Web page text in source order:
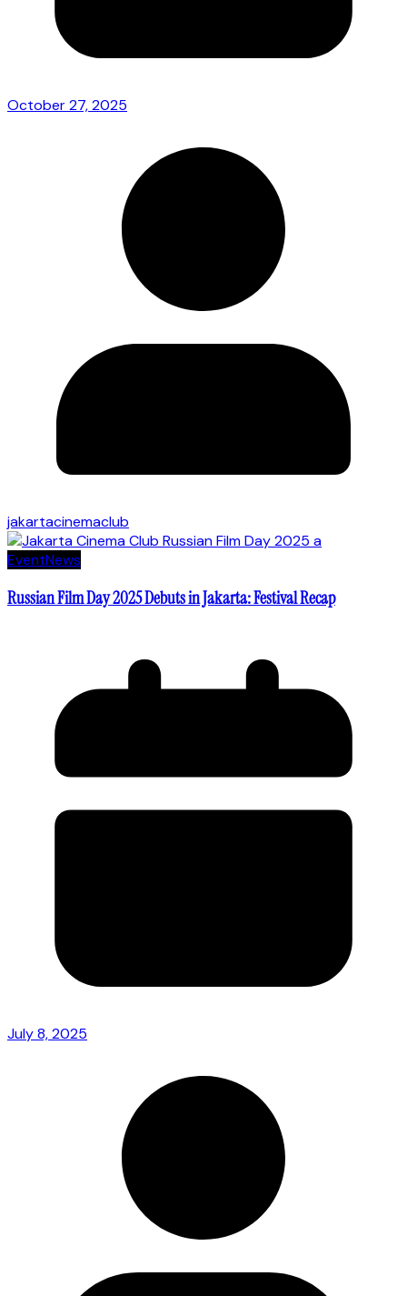
October 27, 2025
jakartacinemaclub
EventNews
Russian Film Day 2025 Debuts in Jakarta: Festival Recap
July 8, 2025